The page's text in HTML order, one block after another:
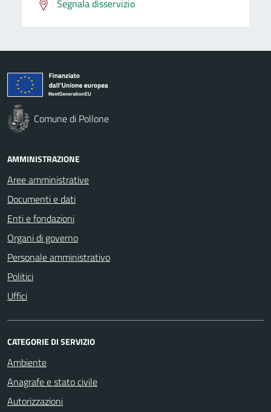
Segnala disservizio
Comune di Pollone
AMMINISTRAZIONE
Aree amministrative
Documenti e dati
Enti e fondazioni
Organi di governo
Personale amministrativo
Politici
Uffici
CATEGORIE DI SERVIZIO
Ambiente
Anagrafe e stato civile
Autorizzazioni